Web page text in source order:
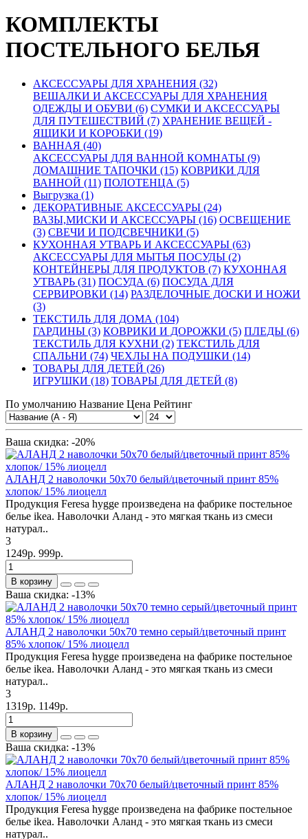
КОМПЛЕКТЫ
ПОСТЕЛЬНОГО БЕЛЬЯ
АКСЕССУАРЫ ДЛЯ ХРАНЕНИЯ (32)
ВЕШАЛКИ И АКСЕССУАРЫ ДЛЯ ХРАНЕНИЯ
ОДЕЖДЫ И ОБУВИ (6) СУМКИ И АКСЕССУАРЫ
ДЛЯ ПУТЕШЕСТВИЙ (7) ХРАНЕНИЕ ВЕЩЕЙ -
ЯЩИКИ И КОРОБКИ (19)
ВАННАЯ (40)
АКСЕССУАРЫ ДЛЯ ВАННОЙ КОМНАТЫ (9)
ДОМАШНИЕ ТАПОЧКИ (15) КОВРИКИ ДЛЯ
ВАННОЙ (11) ПОЛОТЕНЦА (5)
Выгрузка (1)
ДЕКОРАТИВНЫЕ АКСЕССУАРЫ (24)
ВАЗЫ,МИСКИ И АКСЕССУАРЫ (16) ОСВЕЩЕНИЕ
(3) СВЕЧИ И ПОДСВЕЧНИКИ (5)
КУХОННАЯ УТВАРЬ И АКСЕССУАРЫ (63)
АКСЕССУАРЫ ДЛЯ МЫТЬЯ ПОСУДЫ (2)
КОНТЕЙНЕРЫ ДЛЯ ПРОДУКТОВ (7) КУХОННАЯ
УТВАРЬ (31) ПОСУДА (6) ПОСУДА ДЛЯ
СЕРВИРОВКИ (14) РАЗДЕЛОЧНЫЕ ДОСКИ И НОЖИ
(3)
ТЕКСТИЛЬ ДЛЯ ДОМА (104)
ГАРДИНЫ (3) КОВРИКИ И ДОРОЖКИ (5) ПЛЕДЫ (6)
ТЕКСТИЛЬ ДЛЯ КУХНИ (2) ТЕКСТИЛЬ ДЛЯ
СПАЛЬНИ (74) ЧЕХЛЫ НА ПОДУШКИ (14)
ТОВАРЫ ДЛЯ ДЕТЕЙ (26)
ИГРУШКИ (18) ТОВАРЫ ДЛЯ ДЕТЕЙ (8)
По умолчанию Название Цена Рейтинг
Ваша скидка: -20%
АЛАНД 2 наволочки 50x70 белый/цветочный принт 85%
хлопок/ 15% лиоцелл
Продукция Feresa hygge произведена на фабрике постельное
белье ikea. Наволочки Аланд - это мягкая ткань из смеси
натурал..
3
1249р. 999р.
В корзину
Ваша скидка: -13%
АЛАНД 2 наволочки 50x70 темно серый/цветочный принт
85% хлопок/ 15% лиоцелл
Продукция Feresa hygge произведена на фабрике постельное
белье ikea. Наволочки Аланд - это мягкая ткань из смеси
натурал..
3
1319р. 1149р.
В корзину
Ваша скидка: -13%
АЛАНД 2 наволочки 70x70 белый/цветочный принт 85%
хлопок/ 15% лиоцелл
Продукция Feresa hygge произведена на фабрике постельное
белье ikea. Наволочки Аланд - это мягкая ткань из смеси
натурал..